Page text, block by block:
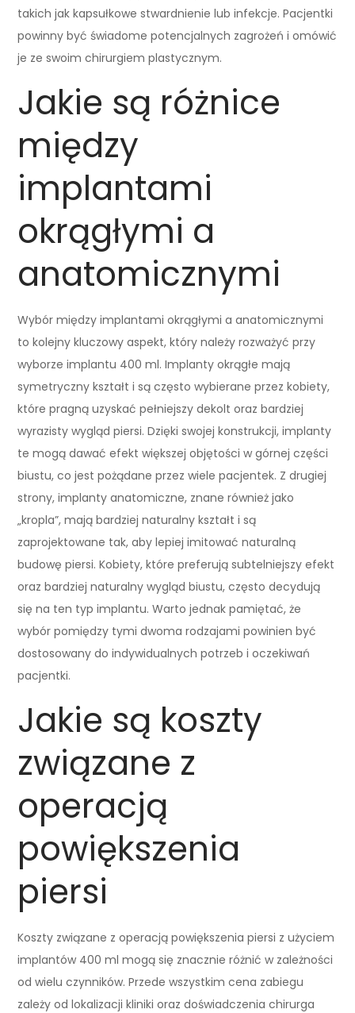
takich jak kapsułkowe stwardnienie lub infekcje. Pacjentki
powinny być świadome potencjalnych zagrożeń i omówić
je ze swoim chirurgiem plastycznym.
Jakie są różnice
między
implantami
okrągłymi a
anatomicznymi
Wybór między implantami okrągłymi a anatomicznymi
to kolejny kluczowy aspekt, który należy rozważyć przy
wyborze implantu 400 ml. Implanty okrągłe mają
symetryczny kształt i są często wybierane przez kobiety,
które pragną uzyskać pełniejszy dekolt oraz bardziej
wyrazisty wygląd piersi. Dzięki swojej konstrukcji, implanty
te mogą dawać efekt większej objętości w górnej części
biustu, co jest pożądane przez wiele pacjentek. Z drugiej
strony, implanty anatomiczne, znane również jako
„kropla”, mają bardziej naturalny kształt i są
zaprojektowane tak, aby lepiej imitować naturalną
budowę piersi. Kobiety, które preferują subtelniejszy efekt
oraz bardziej naturalny wygląd biustu, często decydują
się na ten typ implantu. Warto jednak pamiętać, że
wybór pomiędzy tymi dwoma rodzajami powinien być
dostosowany do indywidualnych potrzeb i oczekiwań
pacjentki.
Jakie są koszty
związane z
operacją
powiększenia
piersi
Koszty związane z operacją powiększenia piersi z użyciem
implantów 400 ml mogą się znacznie różnić w zależności
od wielu czynników. Przede wszystkim cena zabiegu
zależy od lokalizacji kliniki oraz doświadczenia chirurga